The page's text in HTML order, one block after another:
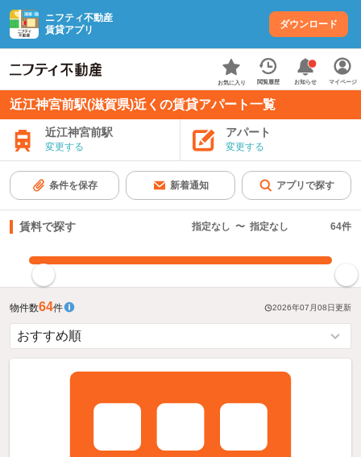
ニフティ不動産
賃貸アプリ
ダウンロード
お気に入り 閲覧履歴 お知らせ マイページ
近江神宮前駅(滋賀県)近くの賃貸アパート一覧
近江神宮前駅
変更する
アパート
変更する
条件を保存 新着通知 アプリで探す
賃料で探す 指定なし 〜 指定なし 64件
物件数64件 2026年07月08日更新